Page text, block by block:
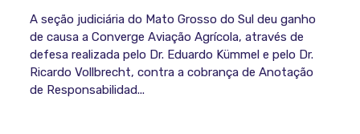
A seção judiciária do Mato Grosso do Sul deu ganho
de causa a Converge Aviação Agrícola, através de
defesa realizada pelo Dr. Eduardo Kümmel e pelo Dr.
Ricardo Vollbrecht, contra a cobrança de Anotação
de Responsabilidad...